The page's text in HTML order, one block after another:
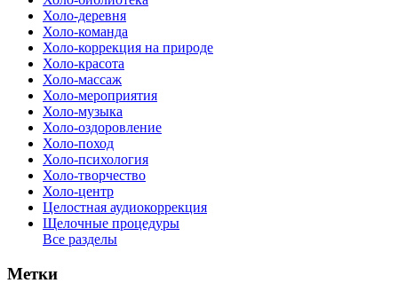
Холо-деревня
Холо-команда
Холо-коррекция на природе
Холо-красота
Холо-массаж
Холо-мероприятия
Холо-музыка
Холо-оздоровление
Холо-поход
Холо-психология
Холо-творчество
Холо-центр
Целостная аудиокоррекция
Щелочные процедуры
Все разделы
Метки